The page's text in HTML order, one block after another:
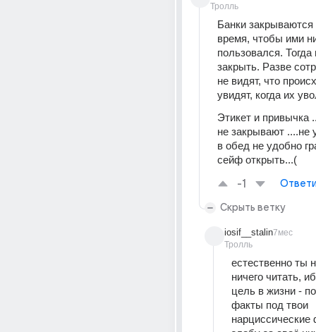
Тролль
Банки
время, чтобы ими
пользовался. Тогда
закрыть. Разве
не видят, что
увидят, когда их
Этикет и привычка
не закрывают ....не
в обед не удобно
сейф открыть...(
-1
Скрыть ветку
iosif__stalin
Тролль
7мес
естественно ты
ничего читать,
цель в жизни -
факты под твои
нарциссические